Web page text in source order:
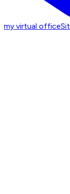
my virtual office